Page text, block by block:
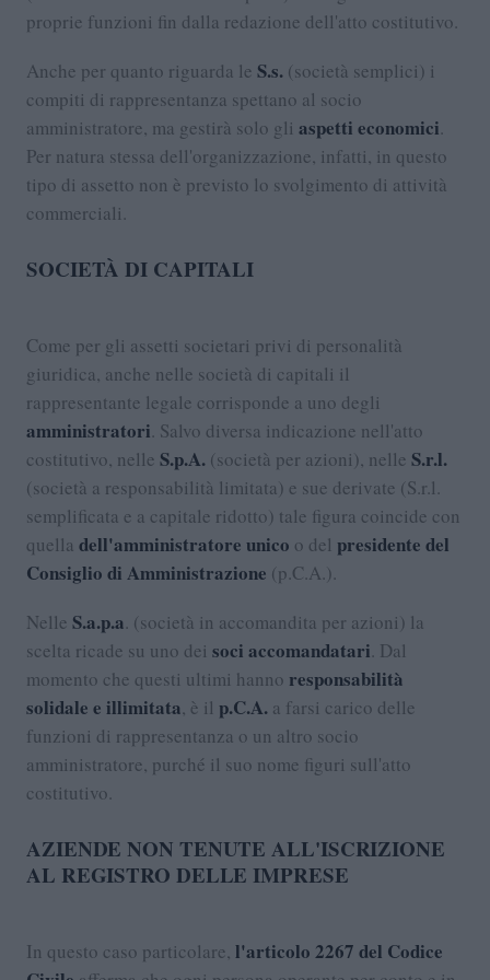
proprie funzioni fin dalla redazione dell'atto costitutivo.
Anche per quanto riguarda le S.s. (società semplici) i
compiti di rappresentanza spettano al socio
amministratore, ma gestirà solo gli aspetti economici.
Per natura stessa dell'organizzazione, infatti, in questo
tipo di assetto non è previsto lo svolgimento di attività
commerciali.
SOCIETÀ DI CAPITALI
Come per gli assetti societari privi di personalità
giuridica, anche nelle società di capitali il
rappresentante legale corrisponde a uno degli
amministratori. Salvo diversa indicazione nell'atto
costitutivo, nelle S.p.A. (società per azioni), nelle S.r.l.
(società a responsabilità limitata) e sue derivate (S.r.l.
semplificata e a capitale ridotto) tale figura coincide con
quella dell'amministratore unico o del presidente del
Consiglio di Amministrazione (p.C.A.).
Nelle S.a.p.a. (società in accomandita per azioni) la
scelta ricade su uno dei soci accomandatari. Dal
momento che questi ultimi hanno responsabilità
solidale e illimitata, è il p.C.A. a farsi carico delle
funzioni di rappresentanza o un altro socio
amministratore, purché il suo nome figuri sull'atto
costitutivo.
AZIENDE NON TENUTE ALL'ISCRIZIONE
AL REGISTRO DELLE IMPRESE
In questo caso particolare, l'articolo 2267 del Codice